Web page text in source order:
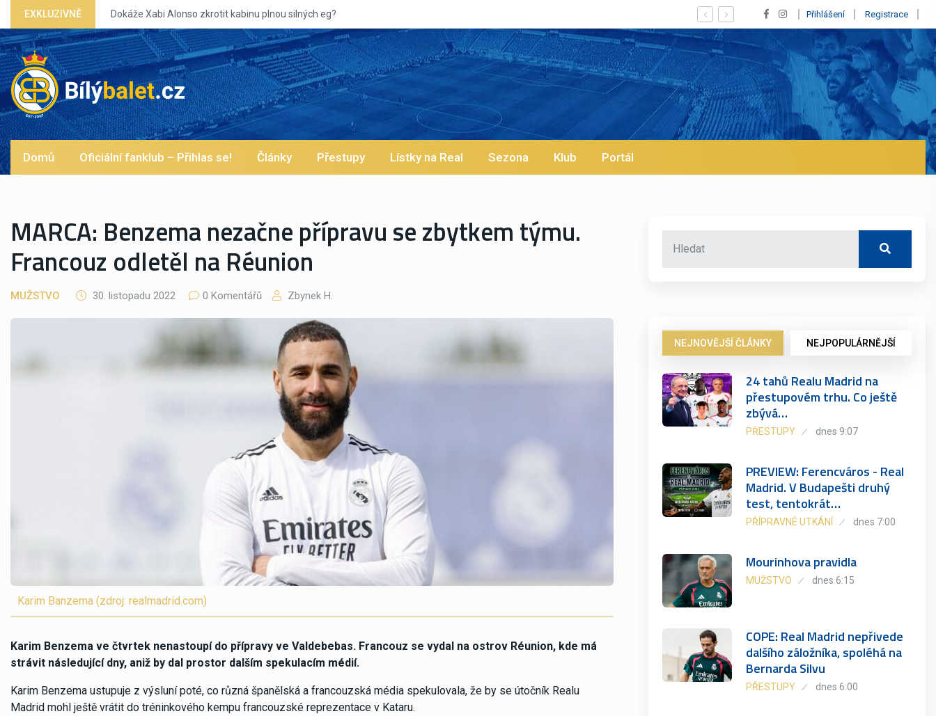
EXKLUZIVNĚ Dokáže Xabi Alonso zkrotit kabinu plnou silných eg? Vypískaný Vinícius! Blíží se jeho odchod z Realu
Přihlášení Registrace
Domů Oficiální fanklub – Přihlas se! Články Přestupy Lístky na Real Sezona Klub Portál
MARCA: Benzema nezačne přípravu se zbytkem týmu.
Francouz odletěl na Réunion
MUŽSTVO 30. listopadu 2022 0 Komentářů Zbynek H.
Karim Banzema (zdroj: realmadrid.com)
Karim Benzema ve čtvrtek nenastoupí do přípravy ve Valdebebas. Francouz se vydal na ostrov Réunion, kde má
strávit následující dny, aniž by dal prostor dalším spekulacím médií.
Karim Benzema ustupuje z výsluní poté, co různá španělská a francouzská média spekulovala, že by se útočník Realu
Madrid mohl ještě vrátit do tréninkového kempu francouzské reprezentace v Kataru.
NEJNOVĚJŠÍ ČLÁNKY NEJPOPULÁRNĚJŠÍ
24 tahů Realu Madrid na
přestupovém trhu. Co ještě
zbývá…
PŘESTUPY dnes 9:07
PREVIEW: Ferencváros - Real
Madrid. V Budapešti druhý
test, tentokrát…
PŘÍPRAVNÉ UTKÁNÍ dnes 7:00
Mourinhova pravidla
MUŽSTVO dnes 6:15
COPE: Real Madrid nepřivede
dalšího záložníka, spoléhá na
Bernarda Silvu
PŘESTUPY dnes 6:00